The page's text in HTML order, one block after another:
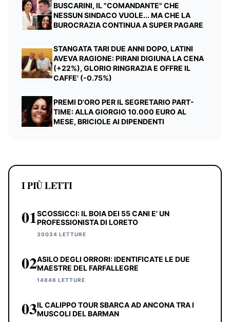
BUSCARINI, IL "COMANDANTE" CHE
NESSUN SINDACO VUOLE... MA CHE LA
BUROCRAZIA CONTINUA A SUPER PAGARE
STANGATA TARI DUE ANNI DOPO, LATINI
AVEVA RAGIONE: PIRANI DIGIUNA LA CENA
(+22%), GLORIO RINGRAZIA E OFFRE IL
CAFFE' (-0.75%)
PREMI D'ORO PER IL SEGRETARIO PART-
TIME: ALLA GIORGIO 10.000 EURO AL
MESE, BRICIOLE AI DIPENDENTI
I PIÙ LETTI
01SCOSSICCI: IL BOIA DEI 55 CANI E' UN
PROFESSIONISTA DI LORETO
30034 LETTURE
02ASILO DEGLI ORRORI: IDENTIFICATE LE DUE
MAESTRE DEL FARFALLEGRE
14846 LETTURE
03IL CALIPPO TOUR SBARCA AD ANCONA TRA I
MUSCOLI DEL BARMAN